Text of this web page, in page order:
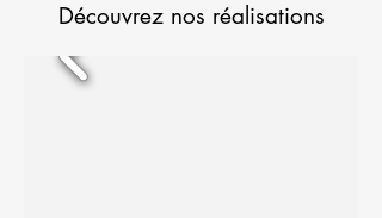
Découvrez nos réalisations